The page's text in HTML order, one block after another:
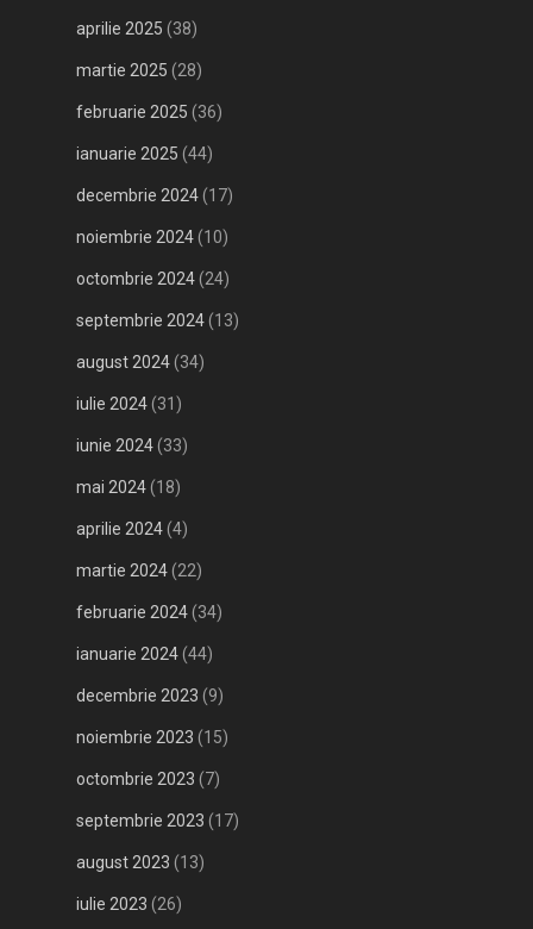
aprilie 2025 (38)
martie 2025 (28)
februarie 2025 (36)
ianuarie 2025 (44)
decembrie 2024(17)
noiembrie 2024(10)
octombrie 2024(24)
septembrie 2024(13)
august 2024(34)
iulie 2024(31)
iunie 2024(33)
mai 2024(18)
aprilie 2024(4)
martie 2024(22)
februarie 2024(34)
ianuarie 2024(44)
decembrie 2023 (9)
noiembrie 2023 (15)
octombrie 2023 (7)
septembrie 2023 (17)
august 2023 (13)
iulie 2023 (26)